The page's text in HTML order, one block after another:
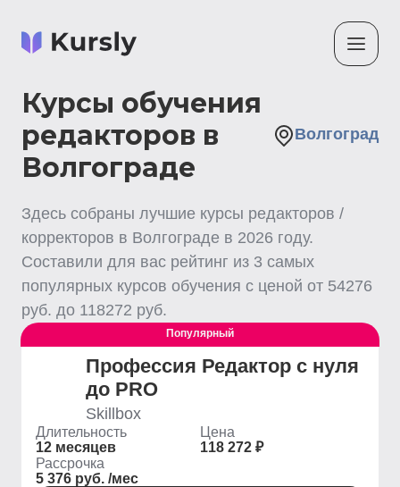
Курсы обучения
редакторов в
Волгограде
Волгоград
Здесь собраны лучшие курсы редакторов /
корректоров в Волгограде в 2026 году.
Составили для вас рейтинг из 3 самых
популярных курсов обучения с ценой от 54276
руб. до 118272 руб.
Популярный
Профессия Редактор с нуля
до PRO
Skillbox
Длительность
12 месяцев
Цена
118 272 ₽
Рассрочка
5 376 руб. /мес